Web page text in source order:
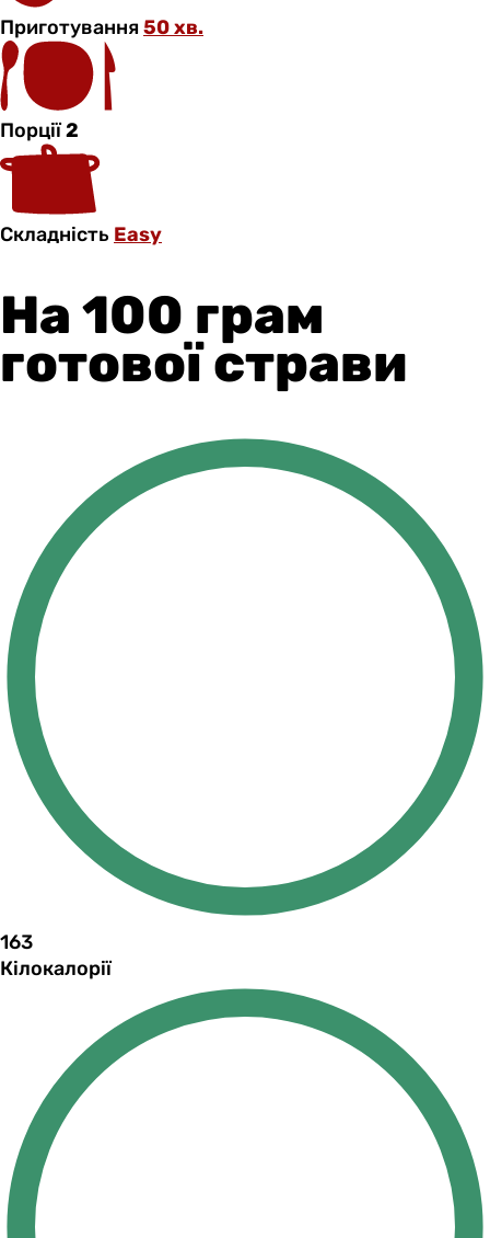
Приготування50 хв.
Порції2
Складність Easy
На 100 грам
готової страви
163
Кілокалорії